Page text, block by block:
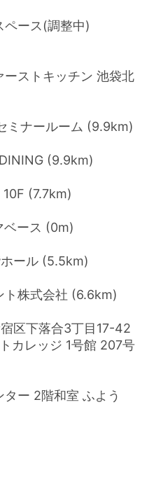
ペース(調整中)
ーストキッチン 池袋北
ミナールーム (9.9km)
(9.9km)
(7.7km)
ベース (0m)
ール (5.5km)
ト株式会社 (6.6km)
区下落合3丁目17-42
カレッジ 1号館 207号
ー 2階和室 ふよう